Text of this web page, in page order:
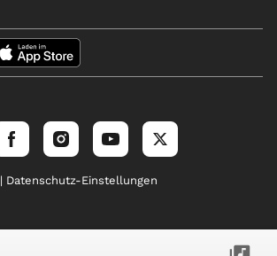
| Datenschutz-Einstellungen